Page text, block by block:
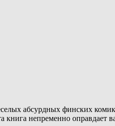
абсурдных финских
книга непременно оправдает